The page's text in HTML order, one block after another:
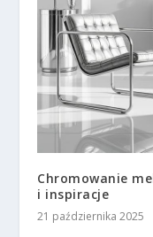
Chromowanie
i inspiracje
21 października 2025